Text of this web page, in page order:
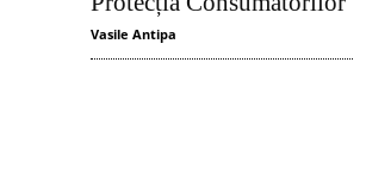
Vasile Antipa